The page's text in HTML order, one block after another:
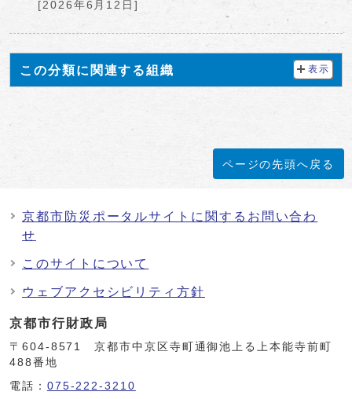
[2026年6月12日]
この分類に関連する組織 表示
ページの先頭へ戻る
京都市防災ポータルサイトに関するお問い合わ
せ
このサイトについて
ウェブアクセシビリティ方針
京都市行財政局
〒604-8571 京都市中京区寺町通御池上る上本能寺前町
488番地
電話： 075-222-3210